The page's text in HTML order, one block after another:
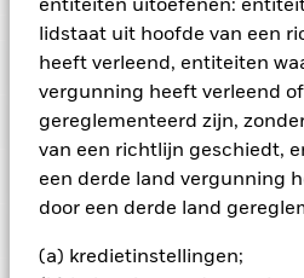
entiteiten uitoefenen:
lidstaat uit hoofde van een
heeft verleend, entiteiten
vergunning heeft verleend
gereglementeerd zijn,
van een richtlijn geschiedt,
een derde land vergunning
door een derde land
(a) kredietinstellingen;
Volledige grafiek bekijken
Het beleggingsrisico is
sectoren, landen, valuta's of
Fonds gevoeliger is voor lokale
politieke, duurzaamheids- of
De waarde van aandelen en
kan worden beïnvloed door
aandelenmarkten. Tot de andere
behoren politiek en economisch
vastgoedeffecten kunnen worden
algemene prestaties van de
Kerngegevens
per 06/aug/2026
Introductiedatum
Beleggingscategorie
Portefeuille
per 30/jun/2026
Bèta 3 jr.
per 31/jul/2026
Ratings